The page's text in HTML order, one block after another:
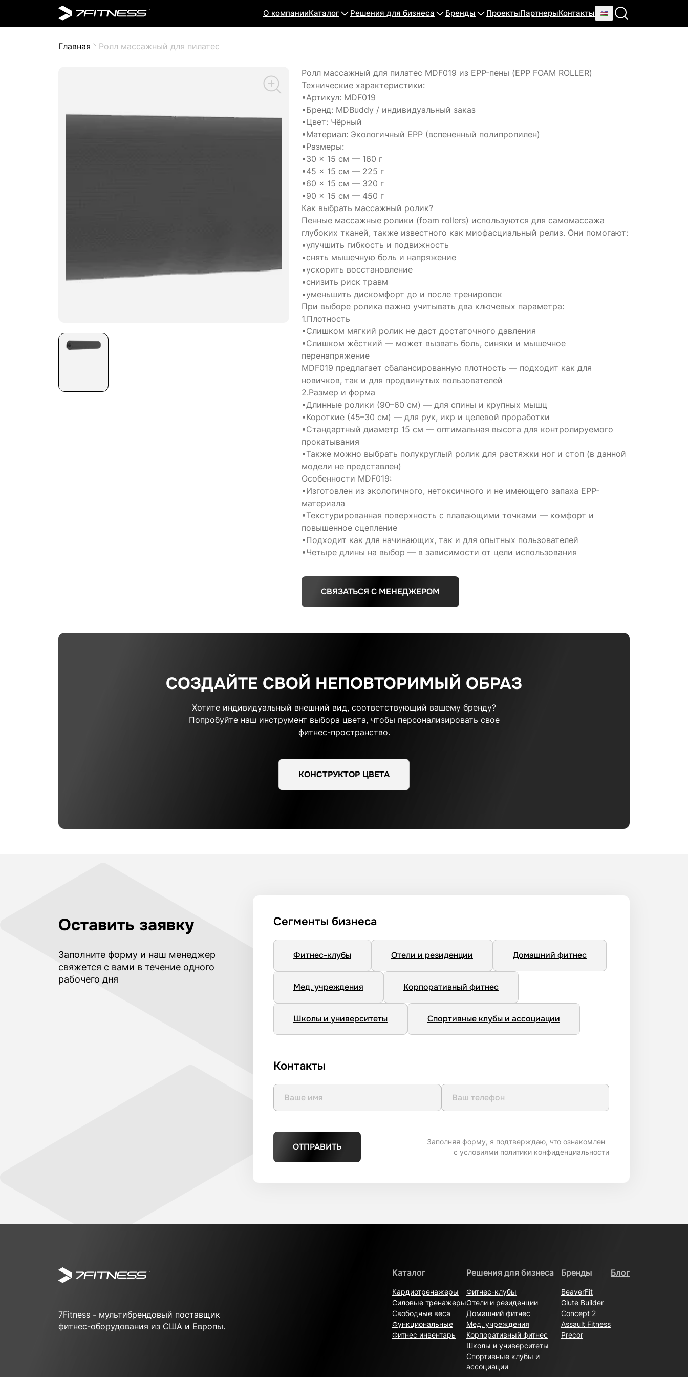
О компанииКаталог Решения для бизнеса Бренды ПроектыПартнерыКонтакты
Главная Ролл массажный для пилатес
Ролл массажный для пилатес MDF019 из EPP-пены (EPP FOAM ROLLER)
Технические характеристики:
•Артикул: MDF019
•Бренд: MDBuddy / индивидуальный заказ
•Цвет: Чёрный
•Материал: Экологичный EPP (вспененный полипропилен)
•Размеры:
•30 × 15 см — 160 г
•45 × 15 см — 225 г
•60 × 15 см — 320 г
•90 × 15 см — 450 г
Как выбрать массажный ролик?
Пенные массажные ролики (foam rollers) используются для самомассажа
глубоких тканей, также известного как миофасциальный релиз. Они помогают:
•улучшить гибкость и подвижность
•снять мышечную боль и напряжение
•ускорить восстановление
•снизить риск травм
•уменьшить дискомфорт до и после тренировок
При выборе ролика важно учитывать два ключевых параметра:
1.Плотность
•Слишком мягкий ролик не даст достаточного давления
•Слишком жёсткий — может вызвать боль, синяки и мышечное
перенапряжение
MDF019 предлагает сбалансированную плотность — подходит как для
новичков, так и для продвинутых пользователей
2.Размер и форма
•Длинные ролики (90–60 см) — для спины и крупных мышц
•Короткие (45–30 см) — для рук, икр и целевой проработки
•Стандартный диаметр 15 см — оптимальная высота для контролируемого
прокатывания
•Также можно выбрать полукруглый ролик для растяжки ног и стоп (в данной
модели не представлен)
Особенности MDF019:
•Изготовлен из экологичного, нетоксичного и не имеющего запаха EPP-
материала
•Текстурированная поверхность с плавающими точками — комфорт и
повышенное сцепление
•Подходит как для начинающих, так и для опытных пользователей
•Четыре длины на выбор — в зависимости от цели использования
СВЯЗАТЬСЯ С МЕНЕДЖЕРОМ
СОЗДАЙТЕ СВОЙ НЕПОВТОРИМЫЙ ОБРАЗ
Хотите индивидуальный внешний вид, соответствующий вашему бренду?
Попробуйте наш инструмент выбора цвета, чтобы персонализировать свое
фитнес-пространство.
КОНСТРУКТОР ЦВЕТА
Оставить заявку
Заполните форму и наш менеджер
свяжется с вами в течение одного
рабочего дня
Сегменты бизнеса
Фитнес-клубы Отели и резиденции Домашний фитнес
Мед. учреждения Корпоративный фитнес
Школы и университеты Спортивные клубы и ассоциации
Контакты
ОТПРАВИТЬ
Заполняя форму, я подтверждаю, что ознакомлен
с условиями политики конфиденциальности
7Fitness - мультибрендовый поставщик
фитнес-оборудования из США и Европы.
Каталог
Кардиотренажеры
Силовые тренажеры
Свободные веса
Функциональные
Фитнес инвентарь
Решения для бизнеса
Фитнес-клубы
Отели и резиденции
Домашний фитнес
Мед. учреждения
Корпоративный фитнес
Школы и университеты
Спортивные клубы и
ассоциации
Бренды
BeaverFit
Glute Builder
Concept 2
Assault Fitness
Precor
Блог